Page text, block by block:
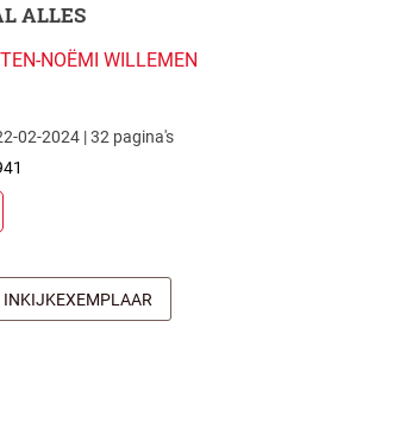
ALLES
NOËMI WILLEMEN
02-2024 | 32 pagina's
INKIJKEXEMPLAAR